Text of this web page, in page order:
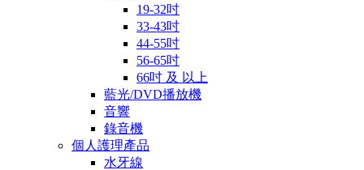
19-32吋
33-43吋
44-55吋
56-65吋
66吋 及 以上
藍光/DVD播放機
音響
錄音機
個人護理產品
水牙線